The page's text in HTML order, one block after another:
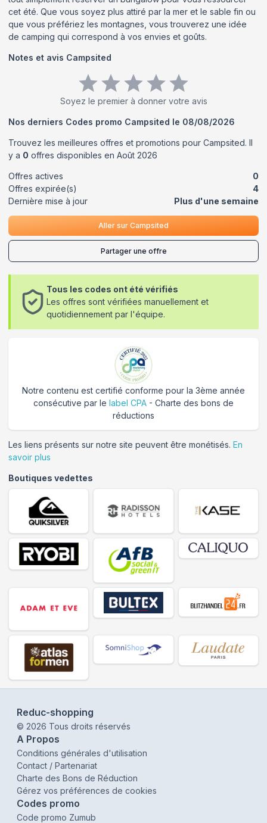
cet été. Que vous soyez plus attiré par la mer et le sable fin ou
que vous préfériez les montagnes, vous trouverez une idée
de camping qui correspond à vos envies et goûts.
Notes et avis Campsited
Soyez le premier à donner votre avis
Nos derniers Codes promo Campsited le 08/08/2026
Trouvez les meilleures offres et promotions pour Campsited. Il
y a 0 offres disponibles en Août 2026
Offres actives
0
Offres expirée(s)
4
Dernière mise à jour
Plus d'une semaine
Aller sur Campsited
Partager une offre
Tous les codes ont été vérifiés
Les offres sont vérifiées manuellement et
quotidiennement par l'équipe.
Notre contenu est certifié conforme pour la 3ème année
consécutive par le label CPA - Charte des bons de
réductions
Les liens présents sur notre site peuvent être monétisés. En
savoir plus
Boutiques vedettes
Reduc-shopping
© 2026 Tous droits réservés
A Propos
Conditions générales d'utilisation
Contact / Partenariat
Charte des Bons de Réduction
Gérez vos préférences de cookies
Codes promo
Code promo Zumub